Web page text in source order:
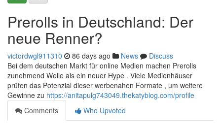
Prerolls in Deutschland: Der
neue Renner?
victordwgl911310 86 days ago News
Discuss
Bei dem deutschen Markt für online Medien machen Prerolls
zunehmend Welle als ein neuer Hype . Viele Medienhäuser
prüfen das Potenzial dieser werbenahen Formate , um weitere
Gewinne zu https://anitapulg743049.thekatyblog.com/profile
Comments
Who Upvoted